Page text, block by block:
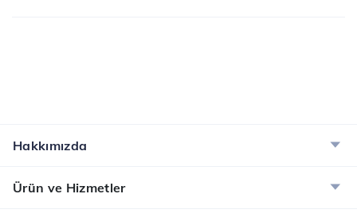
Hakkımızda
Ürün ve Hizmetler